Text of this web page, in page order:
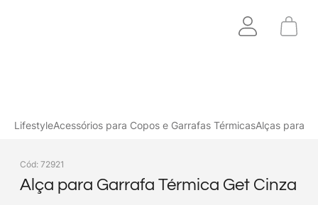
LifestyleAcessórios para Copos e Garrafas TérmicasAlças para
Cód: 72921
Alça para Garrafa Térmica Get Cinza